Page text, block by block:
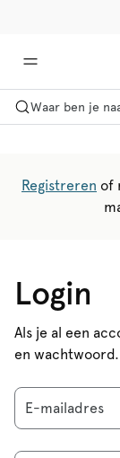
Waar ben je
Registreren of
Login
Als je al een
en wachtwoord.
E-mailadres